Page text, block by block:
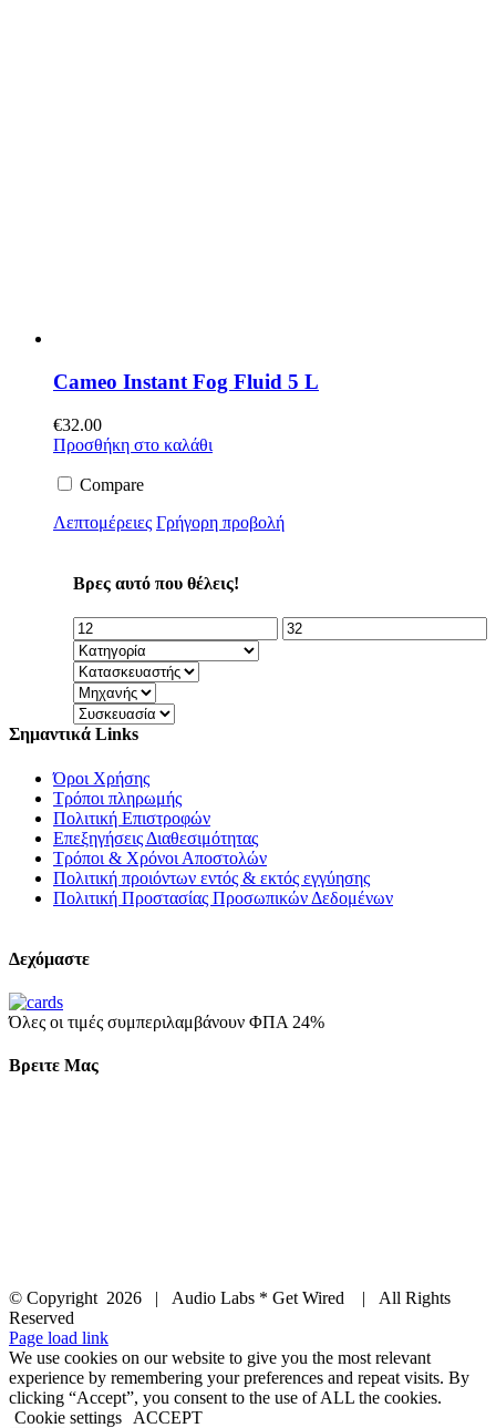
Cameo Instant Fog Fluid 5 L
€32.00
Προσθήκη στο καλάθι
Compare
Λεπτομέρειες Γρήγορη προβολή
Βρες αυτό που θέλεις!
Σημαντικά Links
Όροι Χρήσης
Τρόποι πληρωμής
Πολιτική Επιστροφών
Επεξηγήσεις Διαθεσιμότητας
Τρόποι & Χρόνοι Αποστολών
Πολιτική προιόντων εντός & εκτός εγγύησης
Πολιτική Προστασίας Προσωπικών Δεδομένων
Δεχόμαστε
Όλες οι τιμές συμπεριλαμβάνουν ΦΠΑ 24%
Βρειτε Μας
© Copyright 2026 | Audio Labs * Get Wired | All Rights
Reserved
Facebook
Instagram
YouTube
LinkedIn
X
Page load link
We use cookies on our website to give you the most relevant
experience by remembering your preferences and repeat visits. By
clicking “Accept”, you consent to the use of ALL the cookies.
Cookie settings
ACCEPT